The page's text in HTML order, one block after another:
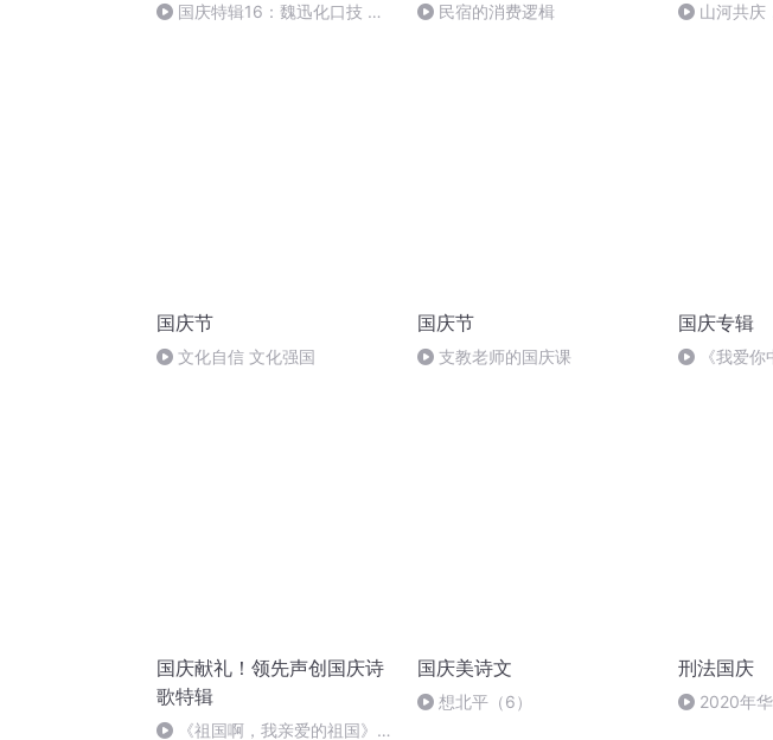
国庆特辑16：魏迅化口技 二
民宿的消费逻楫 山河共庆
国庆节
文化自信 文化强国
国庆节
支教老师的国庆课
国庆专辑
《我爱你
国庆献礼！领先声创国庆诗
歌特辑
《祖国啊，我亲爱的祖国》温
国庆美诗文
想北平（6）
刑法国庆
2020年